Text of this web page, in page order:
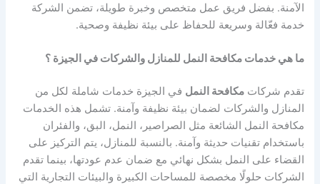
الآمنة. بفضل فريق عمل متخصص وخبرة طويلة، تضمن الشركة
خدمة فعّالة وسريعة للحفاظ على بيئة نظيفة وصحية.
ما هي خدمات مكافحة النمل للمنازل والشركات في الجيزة ؟
تقدم شركاتمكافحة النمل في الجيزة خدمات شاملة لكل من
المنازل والشركات لضمان بيئة نظيفة وآمنة. تشمل هذه الخدمات
مكافحة النمل الشائعة مثل الصراصير، النمل، البق، والفئران
باستخدام تقنيات حديثة وآمنة. بالنسبة للمنازل، يتم التركيز على
القضاء على النمل بشكل نهائي مع ضمان عدم عودتها، بينما تقدم
الشركات حلولًا مخصصة للمساحات الكبيرة والبيئات التجارية التي